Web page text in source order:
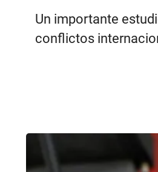
Un importante
conflictos